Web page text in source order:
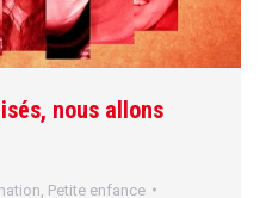
nous allons
Petite enfance